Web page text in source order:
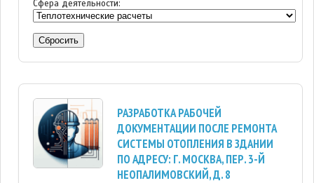
Сфера деятельности:
Сбросить
РАЗРАБОТКА РАБОЧЕЙ
ДОКУМЕНТАЦИИ ПОСЛЕ РЕМОНТА
СИСТЕМЫ ОТОПЛЕНИЯ В ЗДАНИИ
ПО АДРЕСУ: Г. МОСКВА, ПЕР. 3-Й
НЕОПАЛИМОВСКИЙ, Д. 8